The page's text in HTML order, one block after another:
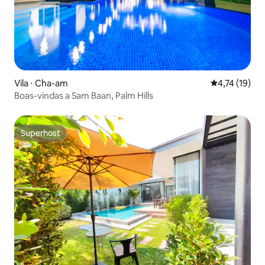
Vila ⋅ Cha-am 4,74 de uma
4,74 (19)
Boas-vindas a Sam Baan, Palm Hills
Superhost
Superhost